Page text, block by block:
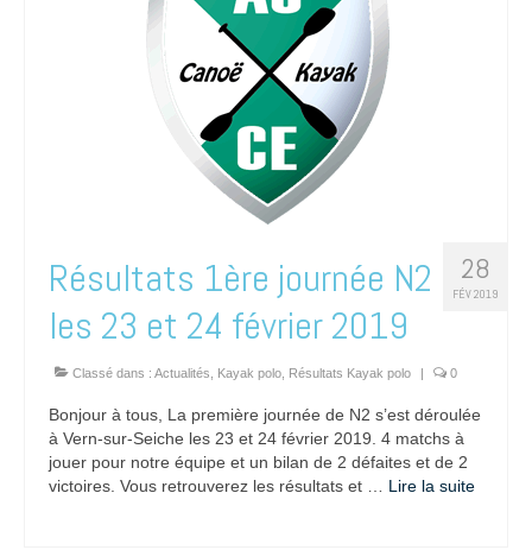
28
FÉV 2019
Résultats 1ère journée N2
les 23 et 24 février 2019
Classé dans : Actualités Kayak polo Résultats Kayak polo | 0
Bonjour à tous, La première journée de N2 s’est déroulée
à Vern-sur-Seiche les 23 et 24 février 2019. 4 matchs à
jouer pour notre équipe et un bilan de 2 défaites et de 2
victoires. Vous retrouverez les résultats et … Lire la suite­­